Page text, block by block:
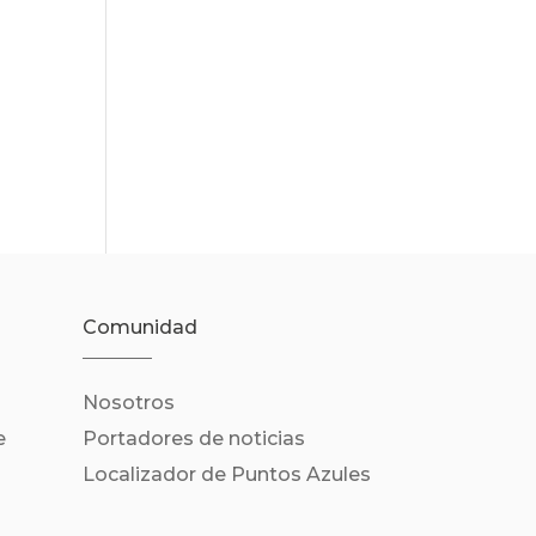
Comunidad
Nosotros
Portadores de noticias
Localizador de Puntos Azules